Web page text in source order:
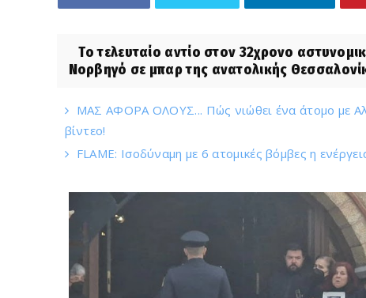
Το τελευταίο αντίο στον 32χρονο
Νορβηγό σε μπαρ της ανατολικής
ΜΑΣ ΑΦΟΡΑ ΟΛΟΥΣ... Πώς νιώθει ένα άτομο με
βίντεο!
FLAME: Ισοδύναμη με 6 ατομικές βόμβες η